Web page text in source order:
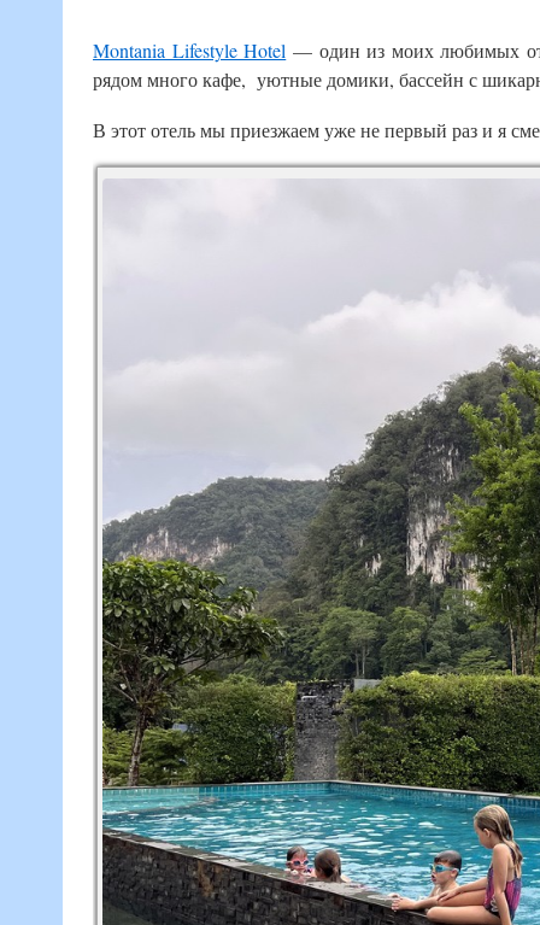
Montania Lifestyle Hotel — один из моих любимых
рядом много кафе, уютные домики, бассейн с
В этот отель мы приезжаем уже не первый раз и я